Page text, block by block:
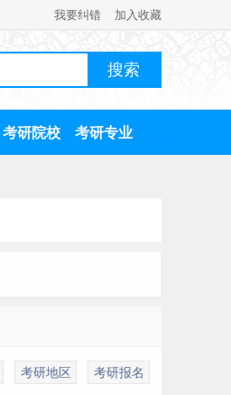
我要纠错 加入收藏
考研院校 考研专业
考研地区 考研报名